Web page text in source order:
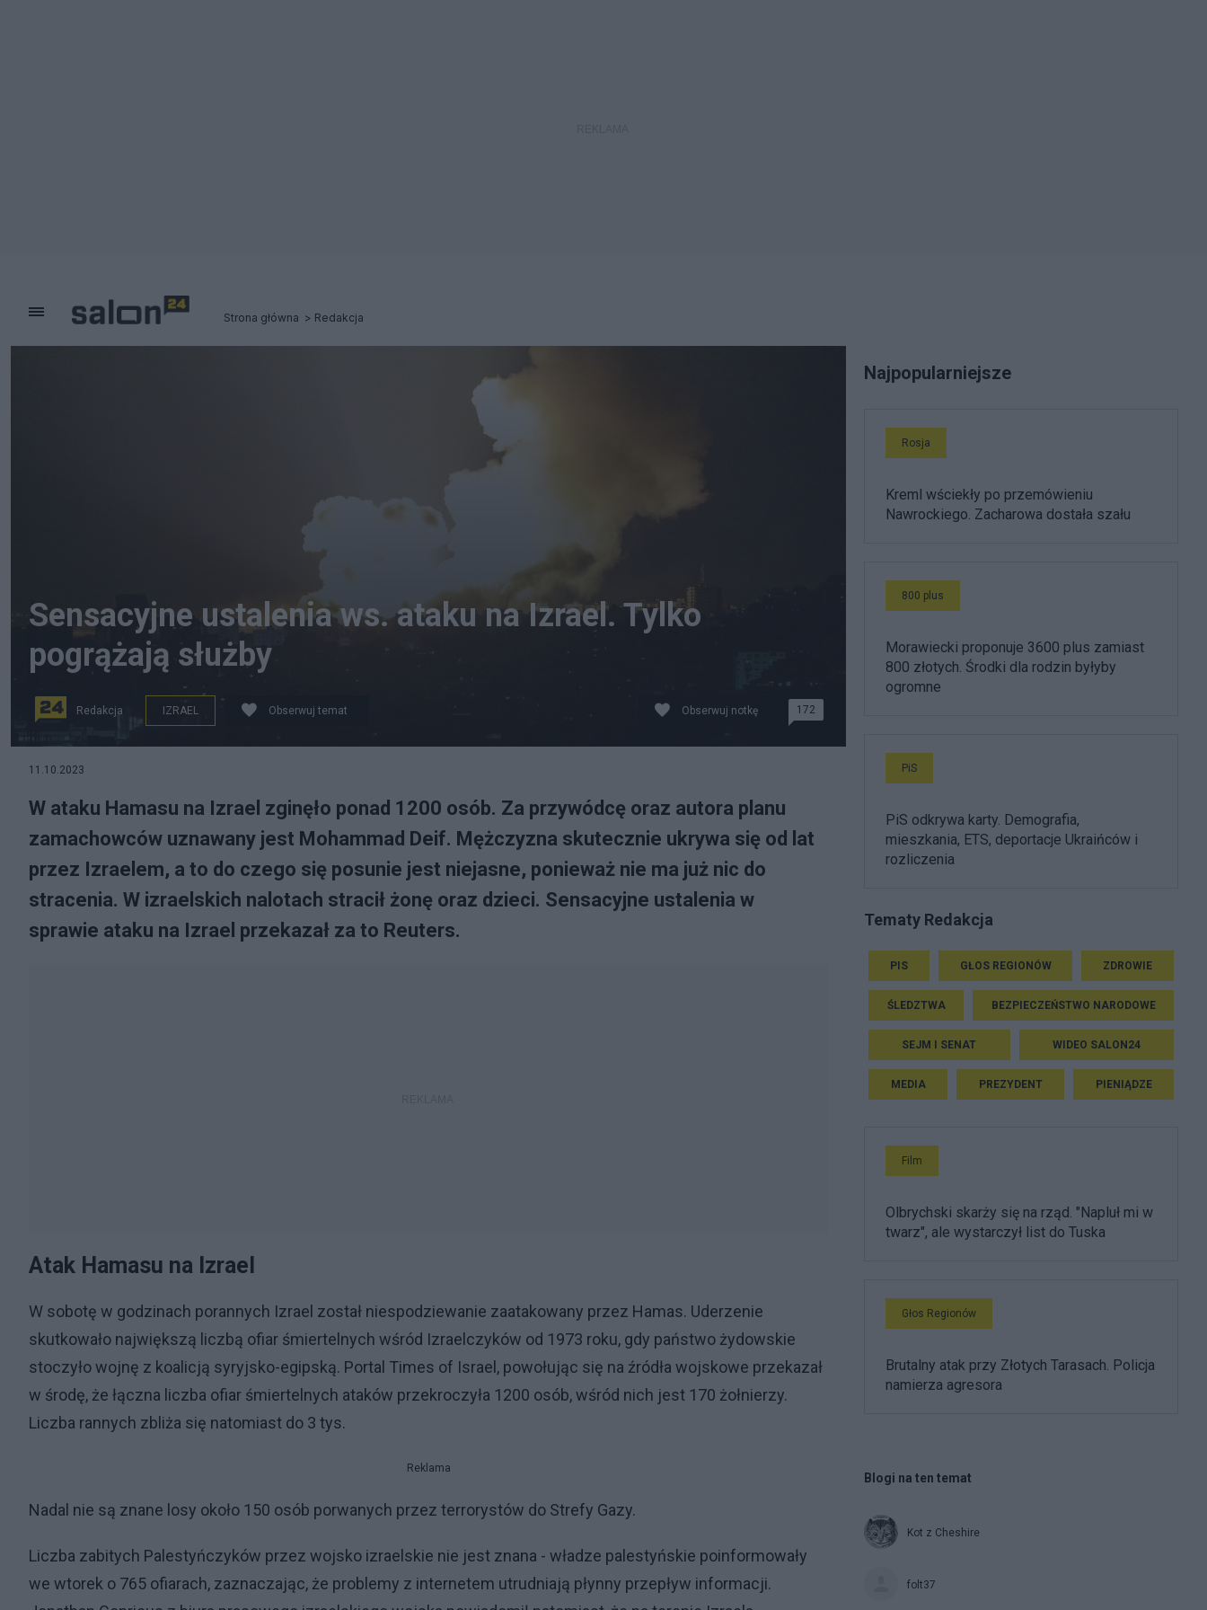
Strona główna Redakcja
Sensacyjne ustalenia ws. ataku na Izrael. Tylko
pogrążają służby
Redakcja IZRAEL Obserwuj temat Obserwuj notkę 172
11.10.2023
W ataku Hamasu na Izrael zginęło ponad 1200 osób. Za przywódcę oraz autora planu
zamachowców uznawany jest Mohammad Deif. Mężczyzna skutecznie ukrywa się od lat
przez Izraelem, a to do czego się posunie jest niejasne, ponieważ nie ma już nic do
stracenia. W izraelskich nalotach stracił żonę oraz dzieci. Sensacyjne ustalenia w
sprawie ataku na Izrael przekazał za to Reuters.
Atak Hamasu na Izrael
W sobotę w godzinach porannych Izrael został niespodziewanie zaatakowany przez Hamas. Uderzenie
skutkowało największą liczbą ofiar śmiertelnych wśród Izraelczyków od 1973 roku, gdy państwo żydowskie
stoczyło wojnę z koalicją syryjsko-egipską. Portal Times of Israel, powołując się na źródła wojskowe przekazał
w środę, że łączna liczba ofiar śmiertelnych ataków przekroczyła 1200 osób, wśród nich jest 170 żołnierzy.
Liczba rannych zbliża się natomiast do 3 tys.
Reklama
Nadal nie są znane losy około 150 osób porwanych przez terrorystów do Strefy Gazy.
Liczba zabitych Palestyńczyków przez wojsko izraelskie nie jest znana - władze palestyńskie poinformowały
we wtorek o 765 ofiarach, zaznaczając, że problemy z internetem utrudniają płynny przepływ informacji.
Najpopularniejsze
Rosja
Kreml wściekły po przemówieniu
Nawrockiego. Zacharowa dostała szału
800 plus
Morawiecki proponuje 3600 plus zamiast
800 złotych. Środki dla rodzin byłyby
ogromne
PiS
PiS odkrywa karty. Demografia,
mieszkania, ETS, deportacje Ukraińców i
rozliczenia
Tematy Redakcja
PIS GŁOS REGIONÓW ZDROWIE
ŚLEDZTWA BEZPIECZEŃSTWO NARODOWE
SEJM I SENAT WIDEO SALON24
MEDIA PREZYDENT PIENIĄDZE
Film
Olbrychski skarży się na rząd. "Napluł mi w
twarz", ale wystarczył list do Tuska
Głos Regionów
Brutalny atak przy Złotych Tarasach. Policja
namierza agresora
Blogi na ten temat
Kot z Cheshire
folt37